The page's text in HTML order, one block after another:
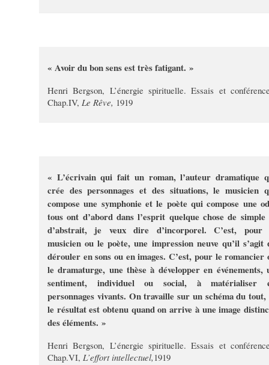
« Avoir du bon sens est très fatigant. »
Henri Bergson, L’énergie spirituelle. Essais et
Chap.IV, Le Rêve, 1919
« L’écrivain qui fait un roman, l’auteur dramatique
crée des personnages et des situations, le musicien
compose une symphonie et le poète qui compose une
tous ont d’abord dans l’esprit quelque chose de simple
d’abstrait, je veux dire d’incorporel. C’est, pour
musicien ou le poète, une impression neuve qu’il s’agit
dérouler en sons ou en images. C’est, pour le romancier
le dramaturge, une thèse à développer en événements,
sentiment, individuel ou social, à matérialiser
personnages vivants. On travaille sur un schéma du tout,
le résultat est obtenu quand on arrive à une image
des éléments. »
Henri Bergson, L’énergie spirituelle. Essais et
Chap.VI, L’effort intellectuel, 1919